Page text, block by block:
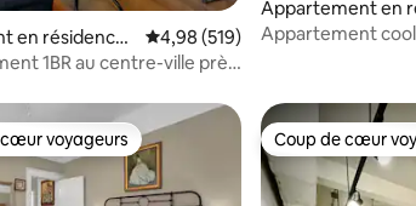
en résidence ⋅
Évaluation moyenne sur la
4,98 (519)
1BR au centre-ville près
Appartement en
Memphis
Appartement
voyageurs les plus appréciés
voyageurs Coup de cœur
Coup de cœur